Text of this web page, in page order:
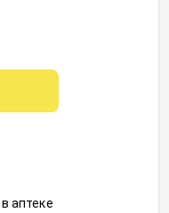
аптеке